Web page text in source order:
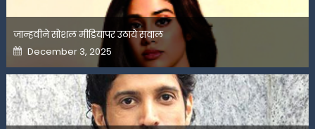
जान्हवीने सोशल मीडियापर उठाये सवाल
Posted
on
December 3, 2025